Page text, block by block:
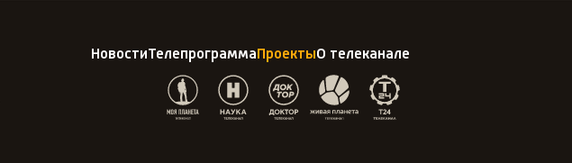
НовостиТелепрограмма ПроектыО телеканале